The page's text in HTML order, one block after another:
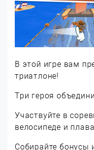
В этой игре вам
триатлоне!
Три героя
Участвуйте в
велосипеде и
Собирайте бонусы